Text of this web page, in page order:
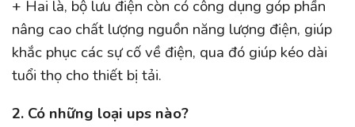
+ Hai là, bộ lưu điện còn có công dụng góp phần
nâng cao chất lượng nguồn năng lượng điện, giúp
khắc phục các sự cố về điện, qua đó giúp kéo dài
tuổi thọ cho thiết bị tải.
2. Có những loại ups nào?